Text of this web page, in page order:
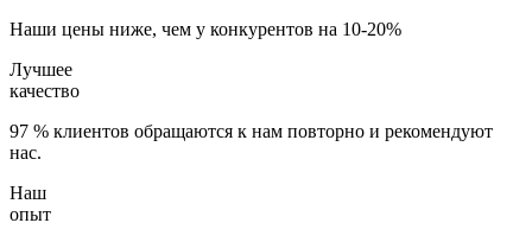
Наши цены ниже, чем у конкурентов на 10-20%
Лучшее
качество
97 % клиентов обращаются к нам повторно и рекомендуют
нас.
Наш
опыт